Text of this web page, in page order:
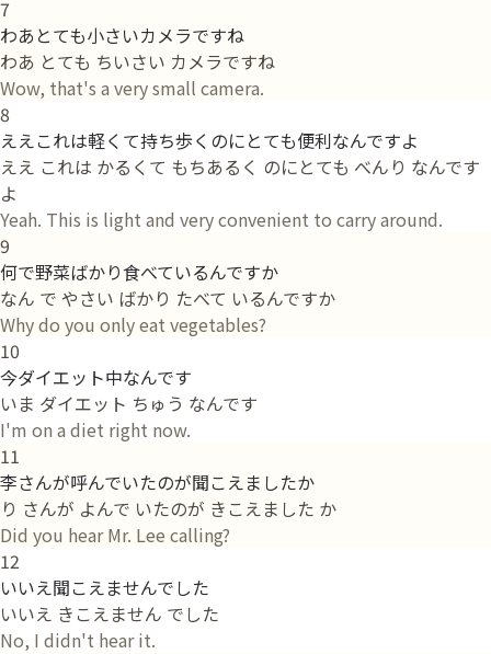
7
わあとても小さいカメラですね
わあ とても ちいさい カメラですね
Wow, that's a very small camera.
8
ええこれは軽くて持ち歩くのにとても便利なんですよ
ええ これは かるくて もちあるく のにとても べんり なんです
よ
Yeah. This is light and very convenient to carry around.
9
何で野菜ばかり食べているんですか
なん で やさい ばかり たべて いるんですか
Why do you only eat vegetables?
10
今ダイエット中なんです
いま ダイエット ちゅう なんです
I'm on a diet right now.
11
李さんが呼んでいたのが聞こえましたか
り さんが よんで いたのが きこえました か
Did you hear Mr. Lee calling?
12
いいえ聞こえませんでした
いいえ きこえません でした
No, I didn't hear it.